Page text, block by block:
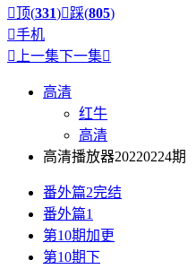
顶(331)踩(805)
手机
 上一集下一集
高清
红牛
高清
高清播放器20220224期
番外篇2完结
番外篇1
第10期加更
第10期下